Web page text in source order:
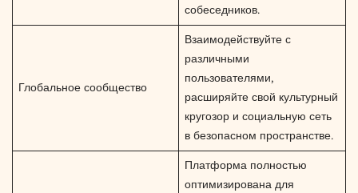
собеседников.
Глобальное сообщество
Взаимодействуйте с
различными
пользователями,
расширяйте свой культурный
кругозор и социальную сеть
в безопасном пространстве.
Платформа полностью
оптимизирована для